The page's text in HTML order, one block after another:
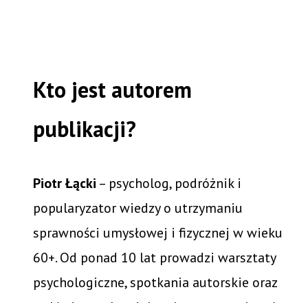
Kto jest autorem
publikacji?
Piotr Łącki – psycholog, podróżnik i
popularyzator wiedzy o utrzymaniu
sprawności umysłowej i fizycznej w wieku
60+. Od ponad 10 lat prowadzi warsztaty
psychologiczne, spotkania autorskie oraz